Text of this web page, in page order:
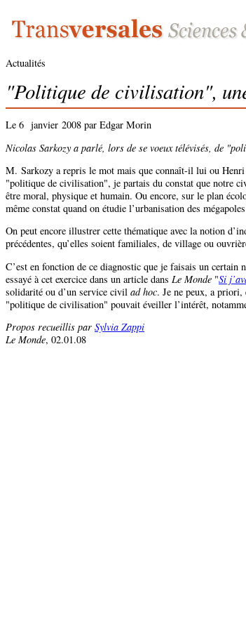
Actualités
"Politique de civilisation",
Le 6 janvier 2008 par Edgar Morin
Nicolas Sarkozy a parlé, lors de se voeux télévisés, de
M. Sarkozy a repris le mot mais que connaît-il lui ou Henri
"politique de civilisation", je partais du constat que notre
être moral, physique et humain. Ou encore, sur le plan
même constat quand on étudie l’urbanisation des
On peut encore illustrer cette thématique avec la notion
précédentes, qu’elles soient familiales, de village ou
C’est en fonction de ce diagnostic que je faisais un
essayé à cet exercice dans un article dans Le Monde "Si
solidarité ou d’un service civil ad hoc. Je ne peux, a priori,
"politique de civilisation" pouvait éveiller l’intérêt,
Propos recueillis par Sylvia Zappi
Le Monde, 02.01.08